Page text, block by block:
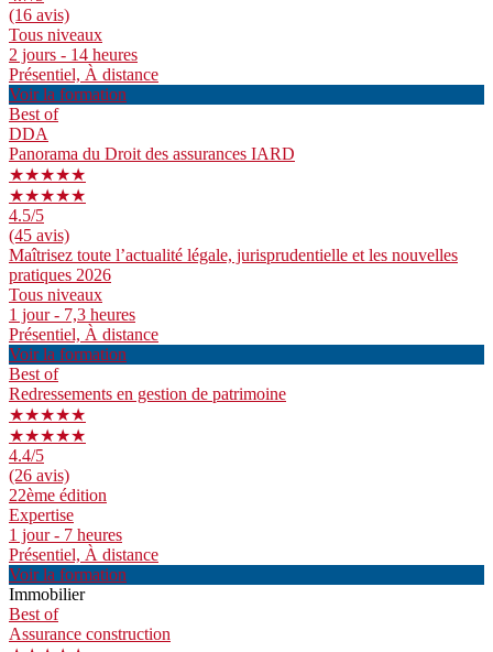
(16 avis)
Tous niveaux
2 jours - 14 heures
Présentiel, À distance
Voir la formation
Best of
DDA
Panorama du Droit des assurances IARD
★★★★★
★★★★★
4.5/5
(45 avis)
Maîtrisez toute l’actualité légale, jurisprudentielle et les nouvelles
pratiques 2026
Tous niveaux
1 jour - 7,3 heures
Présentiel, À distance
Voir la formation
Best of
Redressements en gestion de patrimoine
★★★★★
★★★★★
4.4/5
(26 avis)
22ème édition
Expertise
1 jour - 7 heures
Présentiel, À distance
Voir la formation
Immobilier
Best of
Assurance construction